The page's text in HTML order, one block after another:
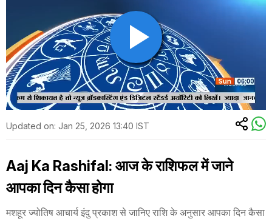
Updated on: Jan 25, 2026 13:40 IST
Aaj Ka Rashifal: आज के राशिफल में जाने
आपका दिन कैसा होगा
मशहूर ज्योतिष आचार्य इंदु प्रकाश से जानिए राशि के अनुसार आपका दिन कैसा